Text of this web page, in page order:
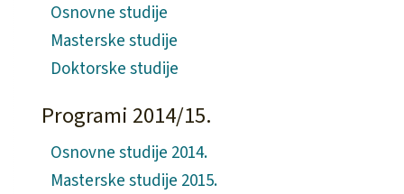
Osnovne studije
Masterske studije
Doktorske studije
Programi 2014/15.
Osnovne studije 2014.
Masterske studije 2015.